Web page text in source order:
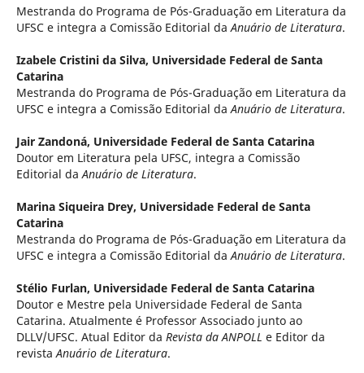
Mestranda do Programa de Pós-Graduação em Literatura da
UFSC e integra a Comissão Editorial daAnuário de Literatura.
Izabele Cristini da Silva, Universidade Federal de Santa
Catarina
Mestranda do Programa de Pós-Graduação em Literatura da
UFSC e integra a Comissão Editorial daAnuário de Literatura.
Jair Zandoná, Universidade Federal de Santa Catarina
Doutor em Literatura pela UFSC, integra a Comissão
Editorial daAnuário de Literatura.
Marina Siqueira Drey, Universidade Federal de Santa
Catarina
Mestranda do Programa de Pós-Graduação em Literatura da
UFSC e integra a Comissão Editorial daAnuário de Literatura.
Stélio Furlan, Universidade Federal de Santa Catarina
Doutor e Mestre pela Universidade Federal de Santa
Catarina. Atualmente é Professor Associado junto ao
DLLV/UFSC. Atual Editor da Revista da ANPOLL e Editor da
revistaAnuário de Literatura.